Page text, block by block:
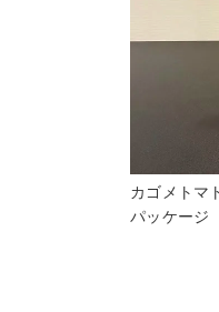
カゴメトマ
パッケージ